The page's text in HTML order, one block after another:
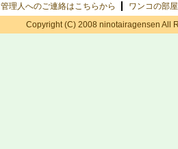
管理人へのご連絡はこちらから
ワンコの部屋
Copyright (C) 2008 ninotairagensen All